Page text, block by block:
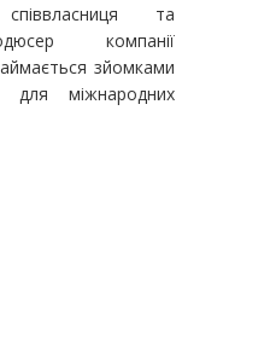
та
компанії
зйомками
для міжнародних